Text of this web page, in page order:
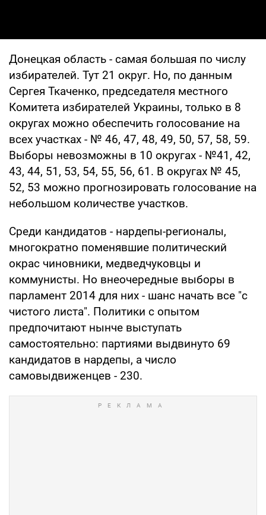
Донецкая область - самая большая по числу
избирателей. Тут 21 округ. Но, по данным
Сергея Ткаченко, председателя местного
Комитета избирателей Украины, только в 8
округах можно обеспечить голосование на
всех участках - № 46, 47, 48, 49, 50, 57, 58, 59.
Выборы невозможны в 10 округах - №41, 42,
43, 44, 51, 53, 54, 55, 56, 61. В округах № 45,
52, 53 можно прогнозировать голосование на
небольшом количестве участков.
Среди кандидатов - нардепы-регионалы,
многократно поменявшие политический
окрас чиновники, медведчуковцы и
коммунисты. Но внеочередные выборы в
парламент 2014 для них - шанс начать все "с
чистого листа". Политики с опытом
предпочитают нынче выступать
самостоятельно: партиями выдвинуто 69
кандидатов в нардепы, а число
самовыдвиженцев - 230.